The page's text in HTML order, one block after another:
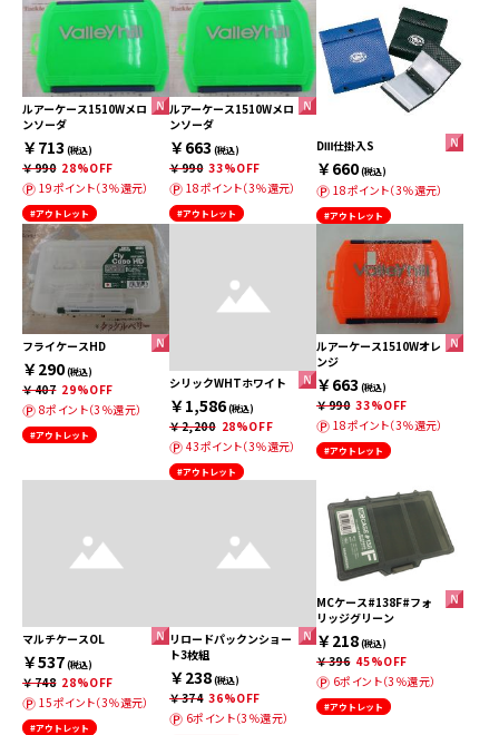
ルアーケース1510Wメロ
ンソーダ
￥713 (税込)
￥990 28%OFF
19ポイント（3％還元）
#アウトレット
ルアーケース1510Wメロ
ンソーダ
￥663 (税込)
￥990 33%OFF
18ポイント（3％還元）
#アウトレット
DⅢ仕掛入S
￥660(税込)
18ポイント（3％還元）
#アウトレット
フライケースHD
￥290(税込)
￥407 29%OFF
8ポイント（3％還元）
#アウトレット
シリックWHTホワイト
￥1,586(税込)
￥2,200 28%OFF
43ポイント（3％還元）
#アウトレット
ルアーケース1510Wオレ
ンジ
￥663 (税込)
￥990 33%OFF
18ポイント（3％還元）
#アウトレット
マルチケースOL
￥537(税込)
￥748 28%OFF
15ポイント（3％還元）
#アウトレット
リロードパックンショー
ト3枚組
￥238(税込)
￥374 36%OFF
6ポイント（3％還元）
MCケース#138F#フォ
リッジグリーン
￥218(税込)
￥396 45%OFF
6ポイント（3％還元）
#アウトレット